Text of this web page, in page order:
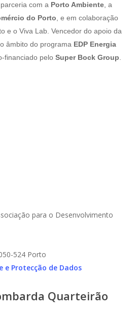
com a Porto Ambiente, a
do Porto , e em colaboração
e o Viva Lab. Vencedor do apoio da
âmbito do programa EDP Energia
financiado pelo Super Bock Group
para o Desenvolvimento
524 Porto
e Protecção de Dados
Quarteirão